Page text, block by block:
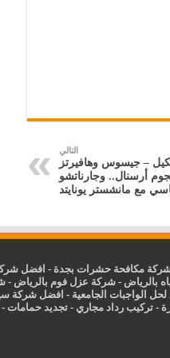
التالي
– جيسوس وهافيرتز
أرسنال.. وجارناتشو
مع مانشستر يونايتد
مكافحة حشرات بجدة - افضل
بالرياض -شركة عزل فوم بالرياض -
الواجبات الجامعية - افضل شركة
-تركيب رداد مجاري -تجديد حمامات